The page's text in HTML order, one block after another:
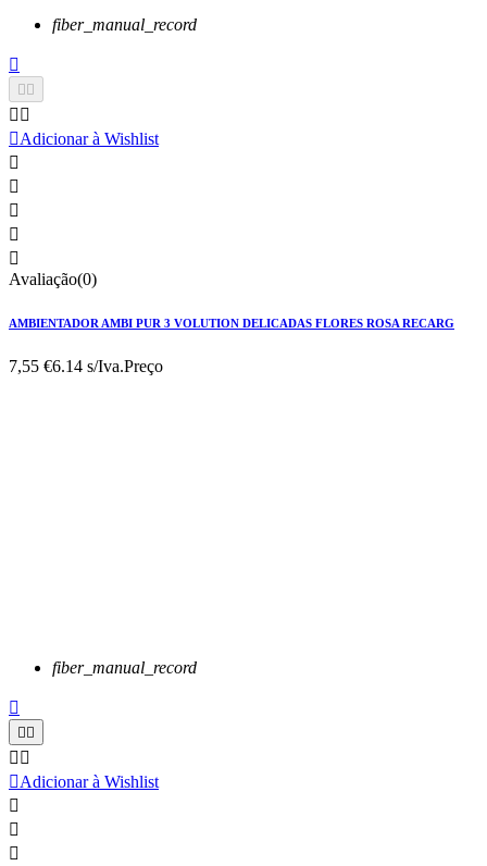
fiber_manual_record

 
 
Adicionar à Wishlist





Avaliação(0)
AMBIENTADOR AMBI PUR 3 VOLUTION DELICADAS FLORES ROSA RECARG
7,55 €6.14 s/Iva.Preço
fiber_manual_record

 
 
Adicionar à Wishlist


